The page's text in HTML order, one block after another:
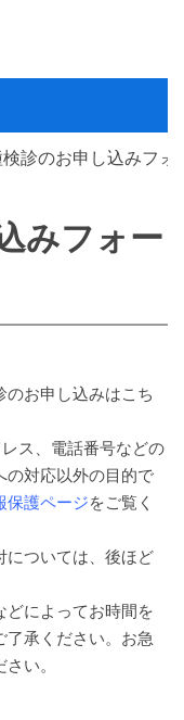
診のお申し込みフォ
みフォー
のお申し込みはこち
ス、電話番号などの
の対応以外の目的で
保護ページをご覧く
については、後ほど
どによってお時間を
了承ください。お急
い。